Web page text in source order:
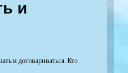
и
и договариваться. Кто